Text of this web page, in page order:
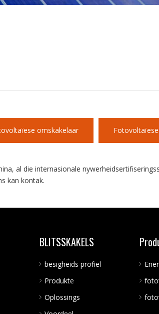
omskakelaar
al die internasionale
kan kontak.
BLITSSKAKELS
besigheids profiel
Produkte
Oplossings